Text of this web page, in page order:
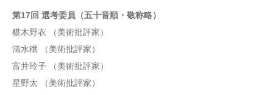
第17回 選考委員（五十音順・敬称略）
椹木野衣 （美術批評家）
清水穣 （美術批評家）
富井玲子 （美術批評家）
星野太 （美術批評家）